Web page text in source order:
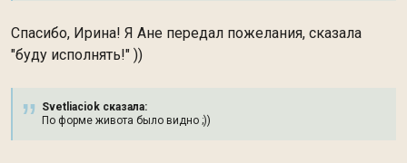
Спасибо, Ирина! Я Ане передал пожелания, сказала
"буду исполнять!" ))
Svetliaciok сказалa:
По форме живота было видно ;))